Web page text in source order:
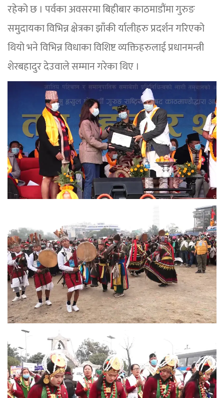
रहेको छ । पर्वका अवसरमा बिहीबार काठमाडौंमा गुरुङ
समुदायका विभिन्न क्षेत्रका झाँकी र्यालीहरु प्रदर्शन गरिएको
थियो भने विभिन्न विधाका विशिष्ट व्यक्तिहरुलाई प्रधानमन्त्री
शेरबहादुर देउवाले सम्मान गरेका थिए ।